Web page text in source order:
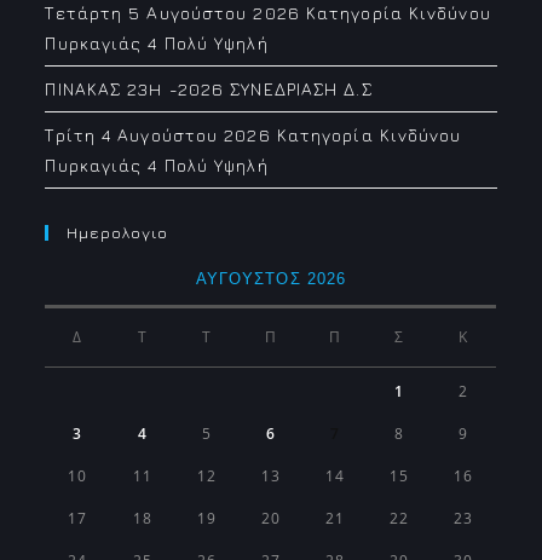
Τετάρτη 5 Αυγούστου 2026 Κατηγορία Κινδύνου
Πυρκαγιάς 4 Πολύ Υψηλή
ΠΙΝΑΚΑΣ 23H -2026 ΣΥΝΕΔΡΙΑΣΗ Δ.Σ
Τρίτη 4 Αυγούστου 2026 Κατηγορία Κινδύνου
Πυρκαγιάς 4 Πολύ Υψηλή
Ημερολογιο
ΑΎΓΟΥΣΤΟΣ 2026
Δ Τ Τ Π Π Σ Κ
1 2
3 4 5 6 8 9
10 11 12 13 14 15 16
17 18 19 20 21 22 23